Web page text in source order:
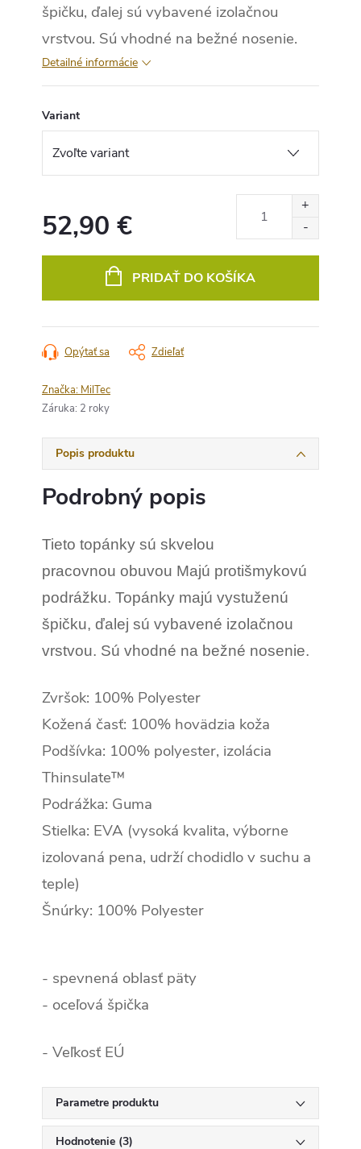
špičku, ďalej sú vybavené izolačnou
vrstvou. Sú vhodné na bežné nosenie.
Detailné informácie
Variant
52,90 €
PRIDAŤ DO KOŠÍKA
Opýtať sa Zdieľať
Značka: MilTec
Záruka: 2 roky
Popis produktu
Podrobný popis
Tieto topánky sú skvelou
pracovnou obuvou Majú protišmykovú
podrážku. Topánky majú vystuženú
špičku, ďalej sú vybavené izolačnou
vrstvou. Sú vhodné na bežné nosenie.
Zvršok: 100% Polyester
Kožená časť: 100% hovädzia koža
Podšívka: 100% polyester, izolácia
Thinsulate™
Podrážka: Guma
Stielka: EVA (vysoká kvalita, výborne
izolovaná pena, udrží chodidlo v suchu a
teple)
Šnúrky: 100% Polyester
- spevnená oblasť päty
- oceľová špička
- Veľkosť EÚ
Parametre produktu
Hodnotenie (3)